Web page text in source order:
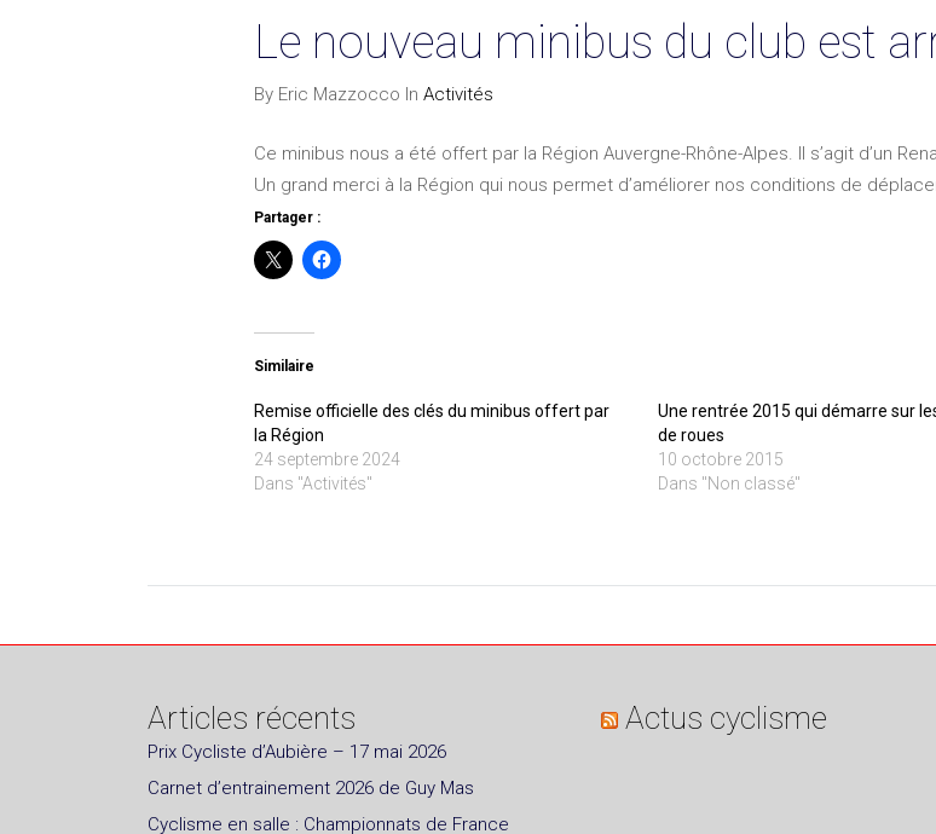
Le nouveau minibus du club est
By Eric Mazzocco In Activités
Ce minibus nous a été offert par la Région Auvergne-Rhône-Alpes. Il s’agit d’un
Un grand merci à la Région qui nous permet d’améliorer nos conditions de
Partager :
Similaire
Remise officielle des clés du minibus offert par
la Région
24 septembre 2024
Dans "Activités"
Une rentrée 2015 qui démarre sur
de roues
10 octobre 2015
Dans "Non classé"
Articles récents
Prix Cycliste d’Aubière – 17 mai 2026
Carnet d’entrainement 2026 de Guy Mas
Cyclisme en salle : Championnats de France
Actus cyclisme